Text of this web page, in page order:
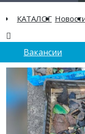
КАТАЛОГ
Вакансии